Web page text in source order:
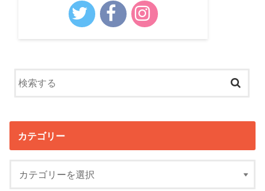
カテゴリー